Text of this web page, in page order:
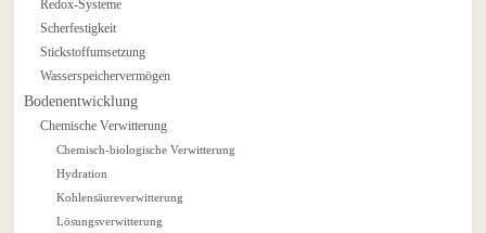
Redox-Systeme
Scherfestigkeit
Stickstoffumsetzung
Wasserspeichervermögen
Bodenentwicklung
Chemische Verwitterung
Chemisch-biologische Verwitterung
Hydration
Kohlensäureverwitterung
Lösungsverwitterung